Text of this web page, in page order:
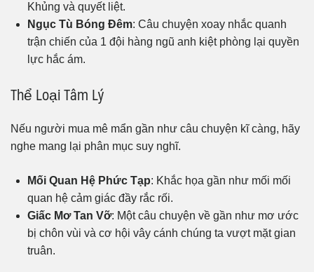
Khủng và quyết liệt.
Ngục Tù Bóng Đêm: Câu chuyện xoay nhắc quanh
trận chiến của 1 đội hàng ngũ anh kiệt phòng lại quyền
lực hắc ám.
Thể Loại Tâm Lý
Nếu người mua mê mẩn gần như câu chuyện kĩ càng, hãy
nghe mang lại phân mục suy nghĩ.
Mối Quan Hệ Phức Tạp: Khắc họa gần như mối mối
quan hệ cảm giác đầy rắc rối.
Giấc Mơ Tan Vỡ: Một câu chuyện về gần như mơ ước
bị chôn vùi và cơ hội vây cánh chúng ta vượt mặt gian
truân.